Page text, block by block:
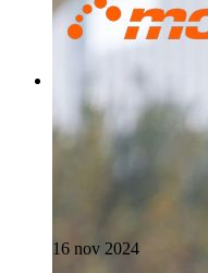
16 nov 2024